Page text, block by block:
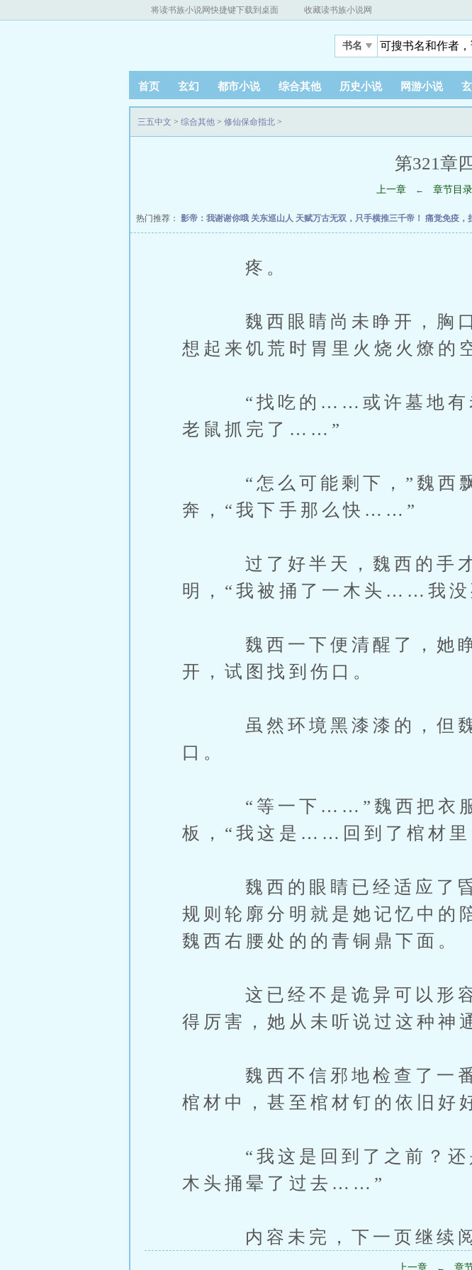
将读书族小说网快捷键下载到桌面 收藏读书族小说网
书名
首页 玄幻 都市小说 综合其他 历史小说 网游小说
三五中文 > 综合其他 > 修仙保命指北 >
第321章
上一章 ← 章节目录
热门推荐： 影帝：我谢谢你哦 关东巡山人 天赋万古无双，只手横推三千帝！ 痛觉免疫，
疼。
魏西眼睛尚未睁开，胸口
想起来饥荒时胃里火烧火燎的
“找吃的……或许墓地有老
老鼠抓完了……”
“怎么可能剩下，”魏西飘
奔，“我下手那么快……”
过了好半天，魏西的手才
明，“我被捅了一木头……我没
魏西一下便清醒了，她睁
开，试图找到伤口。
虽然环境黑漆漆的，但魏
口。
“等一下……”魏西把衣服
板，“我这是……回到了棺材里
魏西的眼睛已经适应了昏
规则轮廓分明就是她记忆中的
魏西右腰处的的青铜鼎下面。
这已经不是诡异可以形容
得厉害，她从未听说过这种神
魏西不信邪地检查了一番
棺材中，甚至棺材钉的依旧好
“我这是回到了之前？还是
木头捅晕了过去……”
内容未完，下一页继续
上一章 ← 章